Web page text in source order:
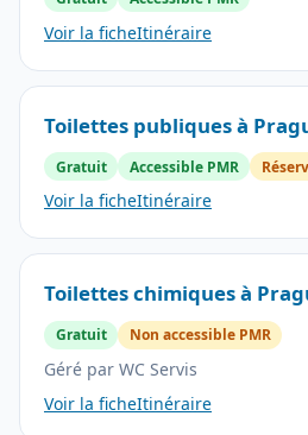
Voir la ficheItinéraire
Toilettes publiques à
Gratuit Accessible PMR
Voir la ficheItinéraire
Toilettes chimiques à
Gratuit Non accessible PMR
Géré par WC Servis
Voir la ficheItinéraire